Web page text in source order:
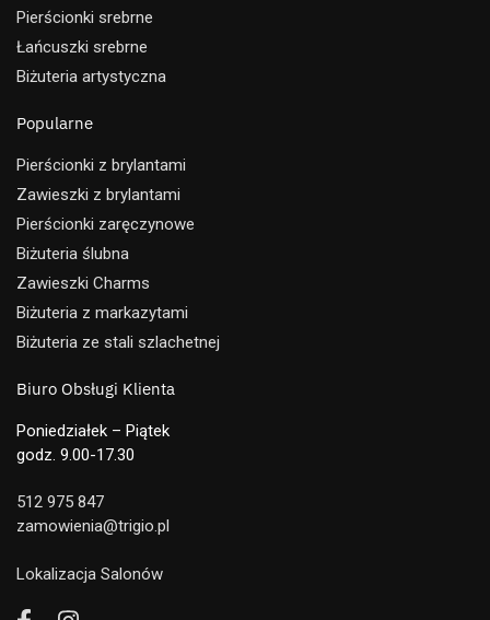
Pierścionki srebrne
Łańcuszki srebrne
Biżuteria artystyczna
Popularne
Pierścionki z brylantami
Zawieszki z brylantami
Pierścionki zaręczynowe
Biżuteria ślubna
Zawieszki Charms
Biżuteria z markazytami
Biżuteria ze stali szlachetnej
Biuro Obsługi Klienta
Poniedziałek – Piątek
godz. 9.00-17.30
512 975 847
zamowienia@trigio.pl
Lokalizacja Salonów